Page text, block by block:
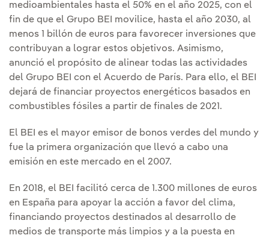
medioambientales hasta el 50% en el año 2025, con el
fin de que el Grupo BEI movilice, hasta el año 2030, al
menos 1 billón de euros para favorecer inversiones que
contribuyan a lograr estos objetivos. Asimismo,
anunció el propósito de alinear todas las actividades
del Grupo BEI con el Acuerdo de París. Para ello, el BEI
dejará de financiar proyectos energéticos basados en
combustibles fósiles a partir de finales de 2021.
El BEI es el mayor emisor de bonos verdes del mundo y
fue la primera organización que llevó a cabo una
emisión en este mercado en el 2007.
En 2018, el BEI facilitó cerca de 1.300 millones de euros
en España para apoyar la acción a favor del clima,
financiando proyectos destinados al desarrollo de
medios de transporte más limpios y a la puesta en